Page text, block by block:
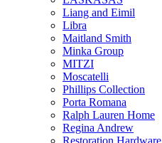
Liang and Eimil
Libra
Maitland Smith
Minka Group
MITZI
Moscatelli
Phillips Collection
Porta Romana
Ralph Lauren Home
Regina Andrew
Restoration Hardware